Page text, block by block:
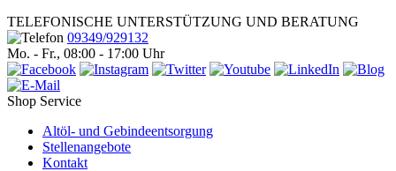
TELEFONISCHE UNTERSTÜTZUNG UND BERATUNG
09349/929132
Mo. - Fr., 08:00 - 17:00 Uhr
Shop Service
Altöl- und Gebindeentsorgung
Stellenangebote
Kontakt